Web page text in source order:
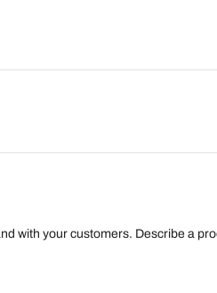
with your customers. Describe a